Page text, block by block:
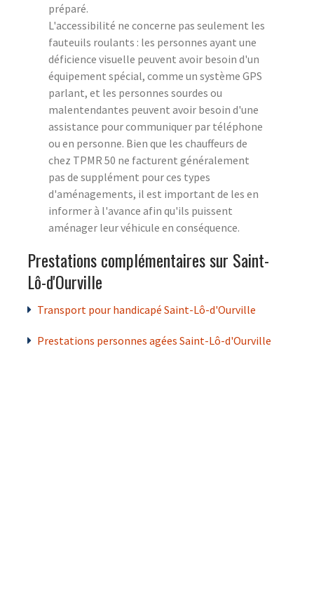
préparé.
L'accessibilité ne concerne pas seulement les
fauteuils roulants : les personnes ayant une
déficience visuelle peuvent avoir besoin d'un
équipement spécial, comme un système GPS
parlant, et les personnes sourdes ou
malentendantes peuvent avoir besoin d'une
assistance pour communiquer par téléphone
ou en personne. Bien que les chauffeurs de
chez TPMR 50 ne facturent généralement
pas de supplément pour ces types
d'aménagements, il est important de les en
informer à l'avance afin qu'ils puissent
aménager leur véhicule en conséquence.
Prestations complémentaires sur Saint-
Lô-d'Ourville
Transport pour handicapé Saint-Lô-d'Ourville
Prestations personnes agées Saint-Lô-d'Ourville